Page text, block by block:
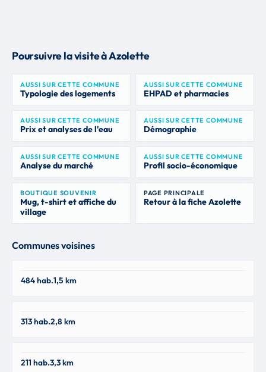
Poursuivre la visite à Azolette
AUSSI SUR CETTE COMMUNE
Typologie des logements
AUSSI SUR CETTE COMMUNE
EHPAD et pharmacies
AUSSI SUR CETTE COMMUNE
Prix et analyses de l'eau
AUSSI SUR CETTE COMMUNE
Démographie
AUSSI SUR CETTE COMMUNE
Analyse du marché
AUSSI SUR CETTE COMMUNE
Profil socio-économique
BOUTIQUE SOUVENIR
Mug, t-shirt et affiche du
village
PAGE PRINCIPALE
Retour à la fiche Azolette
Communes voisines
69790
484 hab.1,5 km
42670
313 hab.2,8 km
42670
211 hab.3,3 km